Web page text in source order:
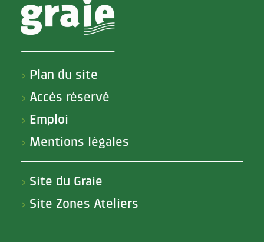
> Plan du site
> Accès réservé
> Emploi
> Mentions légales
> Site du Graie
> Site Zones Ateliers